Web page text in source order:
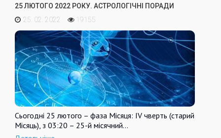
25 ЛЮТОГО 2022 РОКУ. АСТРОЛОГІЧНІ ПОРАДИ
25. 02. 2022
19155
Сьогодні 25 лютого – фаза Місяця: IV чверть (старий
Місяць), з 03:20 – 25-й місячний…